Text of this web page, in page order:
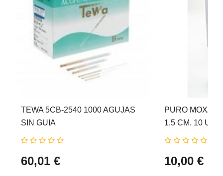
TEWA 5CB-2540 1000 AGUJAS
SIN GUIA
60,01 €
PURO MOXA
1,5 CM. 10
10,00 €